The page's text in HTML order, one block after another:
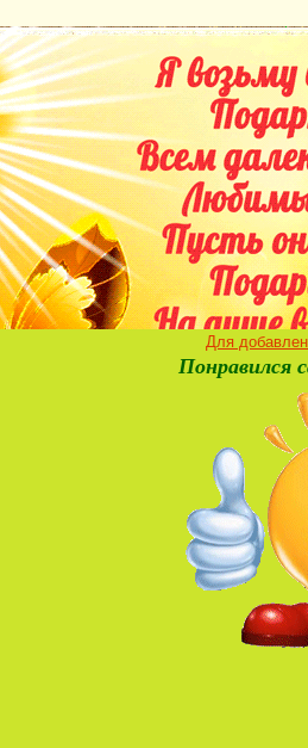
Для
Понравился